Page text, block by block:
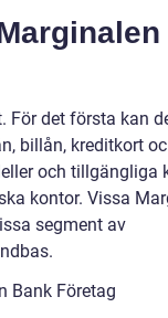
För det första kan
billån, kreditkort
och tillgängliga
kontor. Vissa
segment av
Bank Företag